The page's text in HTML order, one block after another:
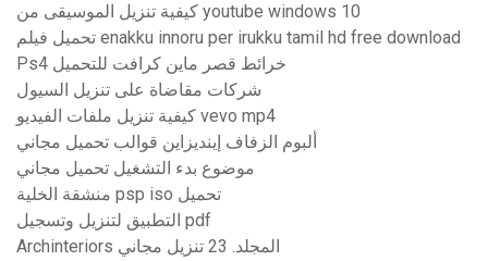
كيفية تنزيل الموسيقى من youtube windows 10
تحميل فيلم enakku innoru per irukku tamil hd free download
Ps4 خرائط قصر ماين كرافت للتحميل
شركات مقاضاة على تنزيل السيول
كيفية تنزيل ملفات الفيديو vevo mp4
ألبوم الزفاف إينديزاين قوالب تحميل مجاني
موضوع بدء التشغيل تحميل مجاني
منشقة الخلية psp iso تحميل
التطبيق لتنزيل وتسجيل pdf
Archinteriors المجلد. 23 تنزيل مجاني